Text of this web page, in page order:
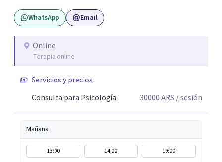
herramientas psicológicas que ayudan a reconocer
patrones, resignificar experiencias y construir cambios
puedas no solo sentirte escuchado/a, sino también
comprender lo que te pasa, identificar patrones que
afrontarlo.
WhatsApp Email
Online
Terapia online
Servicios y precios
Consulta para Psicología
30000ARS / sesión
Mañana
13:00 14:00 19:00